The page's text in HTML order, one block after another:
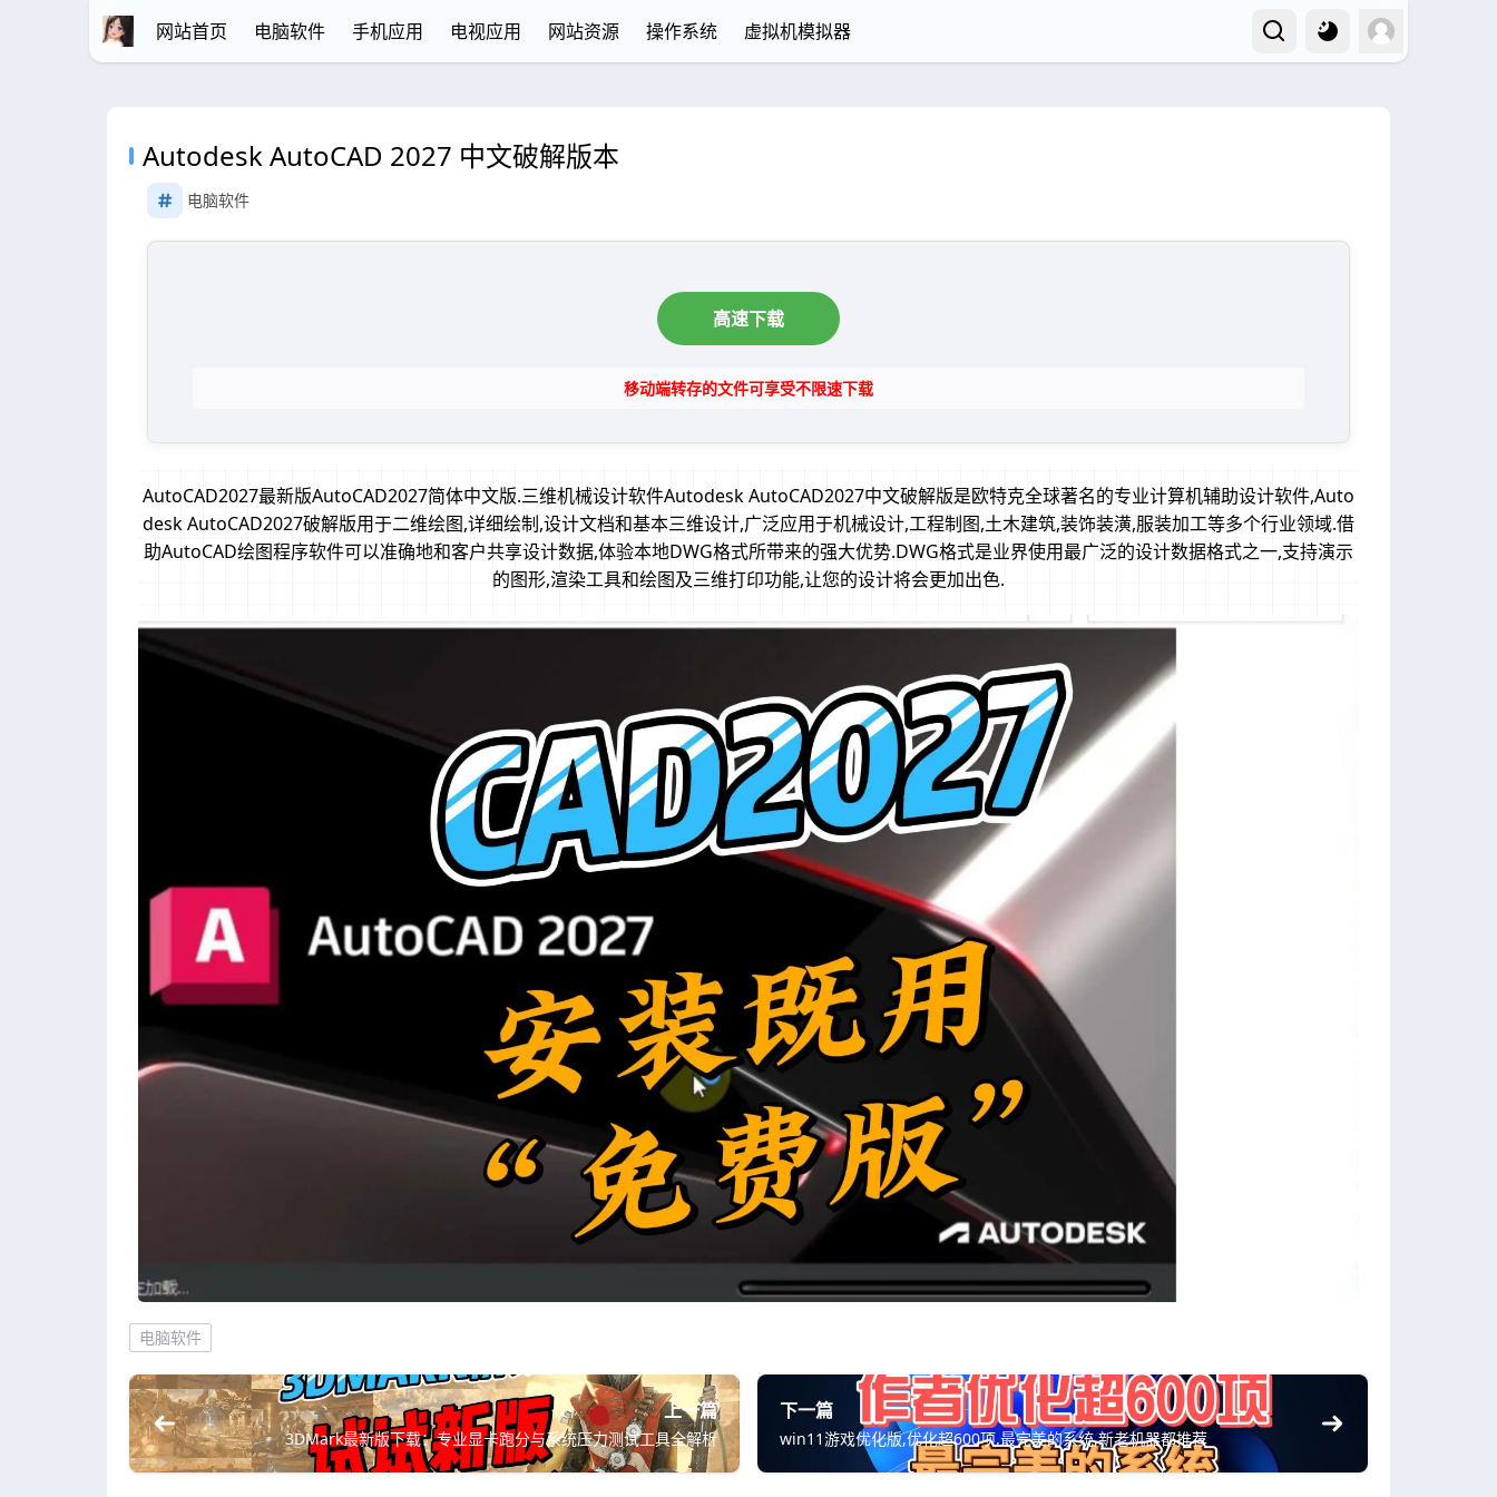
网站首页 电脑软件 手机应用 电视应用 网站资源 操作系统 虚拟机模拟器
Autodesk AutoCAD 2027 中文破解版本
电脑软件
高速下载
移动端转存的文件可享受不限速下载
AutoCAD2027最新版AutoCAD2027简体中文版.三维机械设计软件Autodesk AutoCAD2027中文破解版是欧特克全球著名的专业计算机辅助设计软件,Auto
desk AutoCAD2027破解版用于二维绘图,详细绘制,设计文档和基本三维设计,广泛应用于机械设计,工程制图,土木建筑,装饰装潢,服装加工等多个行业领域.借
助AutoCAD绘图程序软件可以准确地和客户共享设计数据,体验本地DWG格式所带来的强大优势.DWG格式是业界使用最广泛的设计数据格式之一,支持演示
的图形,渲染工具和绘图及三维打印功能,让您的设计将会更加出色.
电脑软件
上一篇
3DMark最新版下载：专业显卡跑分与系统压力测试工具全解析
下一篇
win11游戏优化版,优化超600项,最完美的系统,新老机器都推荐